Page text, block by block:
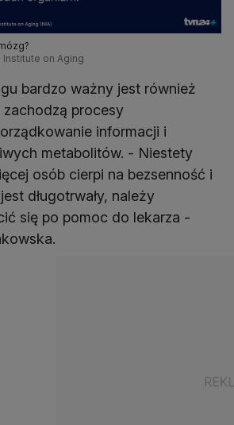
Institute on Aging
bardzo ważny jest również
procesy
informacji i
metabolitów. - Niestety
osób cierpi na bezsenność i
długotrwały, należy
się po pomoc do lekarza -